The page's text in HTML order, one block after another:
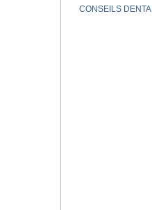
CONSEILS